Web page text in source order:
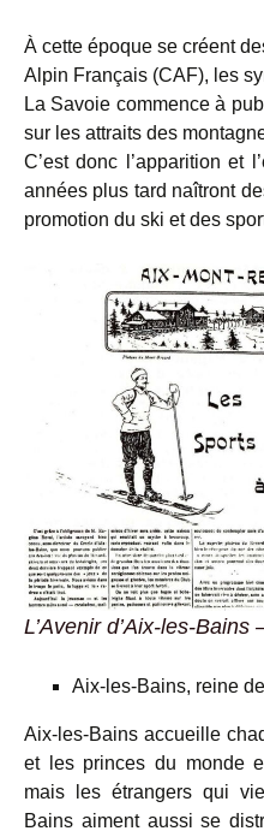
À cette époque se créent
Alpin Français (CAF), les
La Savoie commence à
sur les attraits des
C’est donc l’apparition et
années plus tard naîtront
promotion du ski et des
L’Avenir d’Aix-les-Bains
Aix-les-Bains, reine
Aix-les-Bains accueille
et les princes du monde
mais les étrangers qui
Bains aiment aussi se